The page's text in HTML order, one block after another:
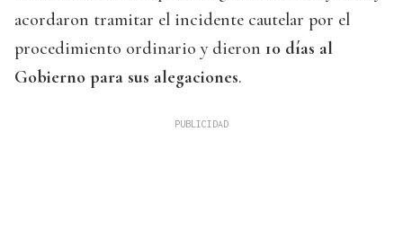
acordaron tramitar el incidente cautelar por el
procedimiento ordinario y dieron 10 días al
Gobierno para sus alegaciones.